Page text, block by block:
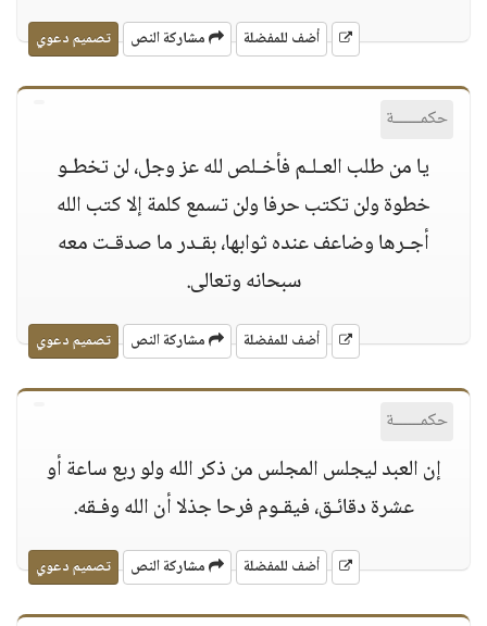
أضف للمفضلة مشاركة النص تصميم دعوي
حكمــــــة
يا من طلب العـلـم فأخـلص لله عز وجل، لن تخطـو
خطوة ولن تكتب حرفا ولن تسمع كلمة إلا كتب الله
أجـرها وضاعف عنده ثوابها، بقـدر ما صدقـت معه
سبحانه وتعالى.
أضف للمفضلة مشاركة النص تصميم دعوي
حكمــــــة
إن العبد ليجلس المجلس من ذكر الله ولو ربع ساعة أو
عشرة دقائـق، فيقـوم فرحا جذلا أن الله وفـقه.
أضف للمفضلة مشاركة النص تصميم دعوي